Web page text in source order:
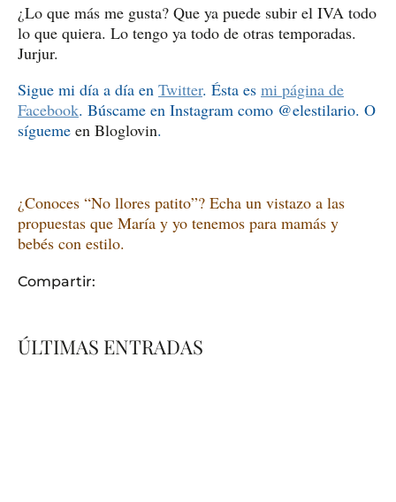
¿Lo que más me gusta? Que ya puede subir el IVA todo
lo que quiera. Lo tengo ya todo de otras temporadas.
Jurjur.
Sigue mi día a día en Twitter. Ésta es mi página de
Facebook. Búscame en Instagram como @elestilario. O
sígueme en Bloglovin.
¿Conoces “No llores patito”? Echa un vistazo a las
propuestas que María y yo tenemos para mamás y
bebés con estilo.
Compartir:
ÚLTIMAS ENTRADAS